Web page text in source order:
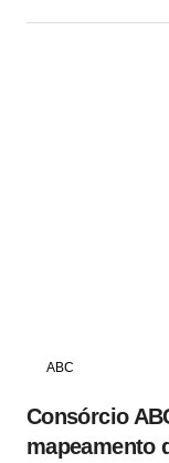
ABC
Consórcio
mapeamento